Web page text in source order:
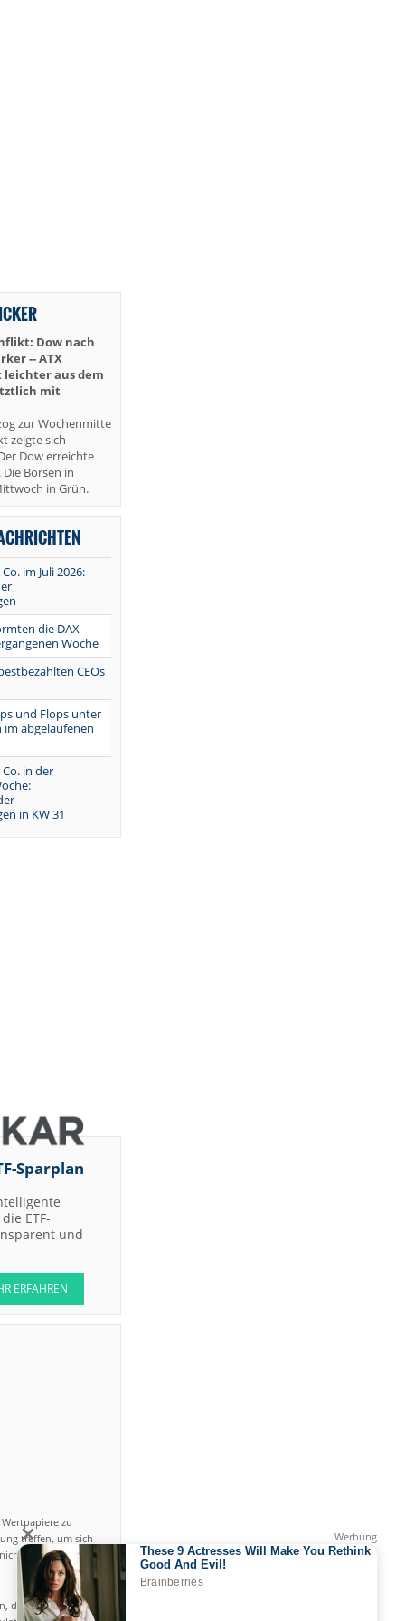
Dow nach
-- ATX
leichter aus dem
mit
zur Wochenmitte
zeigte sich
Dow erreichte
Börsen in
in Grün.
im Juli 2026:
die DAX-
Woche
CEOs
und Flops unter
abgelaufenen
in der
in KW 31
Sparplan
ETF-
und
ERFAHREN
zu
treffen, um sich
einfach ist und
das hohe Risiko